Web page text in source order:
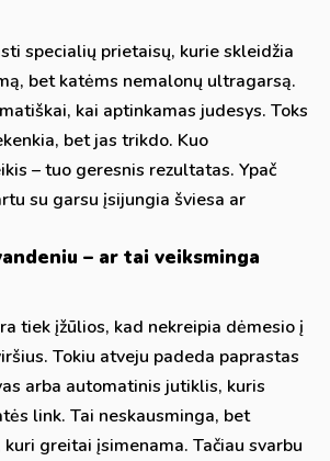
specialių prietaisų, kurie skleidžia
bet katėms nemalonų ultragarsą.
kai aptinkamas judesys. Toks
bet jas trikdo. Kuo
– tuo geresnis rezultatas. Ypač
su garsu įsijungia šviesa ar
– ar tai veiksminga
tiek įžūlios, kad nekreipia dėmesio į
Tokiu atveju padeda paprastas
arba automatinis jutiklis, kuris
link. Tai neskausminga, bet
greitai įsimenama. Tačiau svarbu